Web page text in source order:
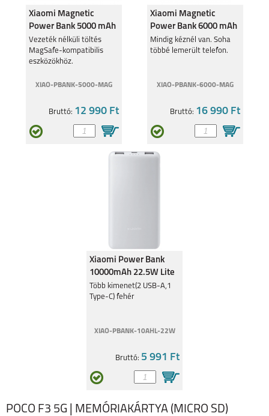
Xiaomi Magnetic
Power Bank 5000 mAh
fehér BHR9303
Vezeték nélküli töltés
MagSafe-kompatibilis
eszközökhöz.
XIAO-PBANK-5000-MAG
Bruttó: 12 990 Ft
Xiaomi Magnetic
Power Bank 6000 mAh
fehér BHR9074
Mindig kéznél van. Soha
többé lemerült telefon.
XIAO-PBANK-6000-MAG
Bruttó: 16 990 Ft
Xiaomi Power Bank
10000mAh 22.5W Lite
BHR9350
Több kimenet(2 USB-A,1
Type-C) fehér
XIAO-PBANK-10AHL-22W
Bruttó: 5 991 Ft
POCO F3 5G | MEMÓRIAKÁRTYA (MICRO SD)